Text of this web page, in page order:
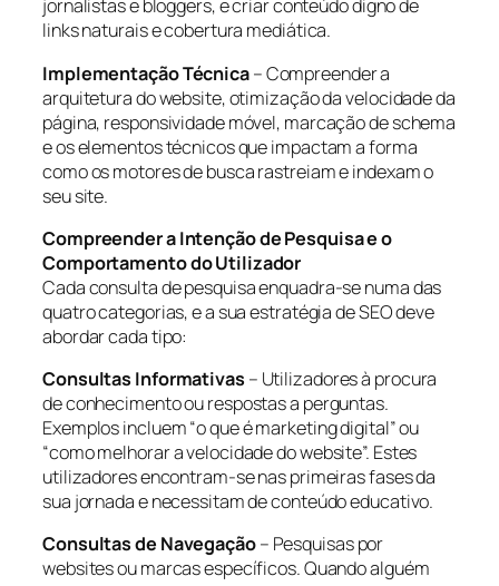
jornalistas e bloggers, e criar conteúdo digno de
links naturais e cobertura mediática.
Implementação Técnica– Compreender a
arquitetura do website, otimização da velocidade da
página, responsividade móvel, marcação de schema
e os elementos técnicos que impactam a forma
como os motores de busca rastreiam e indexam o
seu site.
Compreender a Intenção de Pesquisa e o
Comportamento do Utilizador
Cada consulta de pesquisa enquadra-se numa das
quatro categorias, e a sua estratégia de SEO deve
abordar cada tipo:
Consultas Informativas – Utilizadores à procura
de conhecimento ou respostas a perguntas.
Exemplos incluem “o que é marketing digital” ou
“como melhorar a velocidade do website”. Estes
utilizadores encontram-se nas primeiras fases da
sua jornada e necessitam de conteúdo educativo.
Consultas de Navegação– Pesquisas por
websites ou marcas específicos. Quando alguém